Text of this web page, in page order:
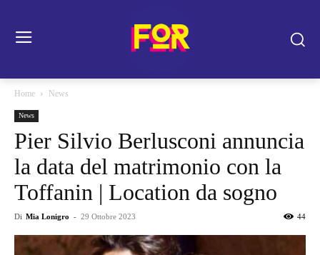
Home News
News
Pier Silvio Berlusconi annuncia
la data del matrimonio con la
Toffanin | Location da sogno
Di Mia Lonigro - 29 Ottobre 2023 44